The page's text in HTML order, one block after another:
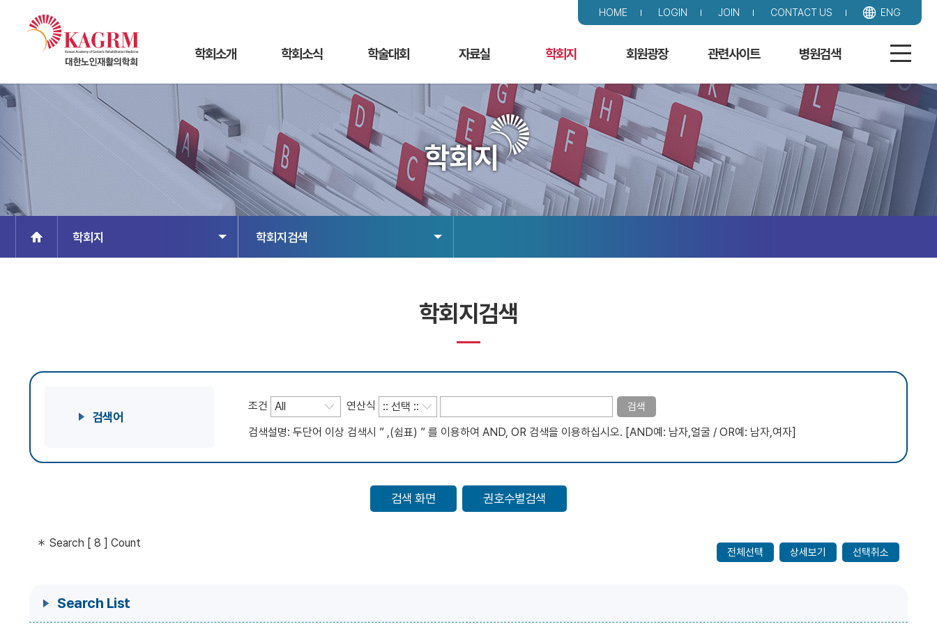
HOME LOGIN JOIN CONTACT US ENG
학회소개
인사말
연혁
기구도
미션, 비전
대한노인재활의학회 10년사
학회소식
보험공지
소식지
행사일정
학술대회
학술대회
노인재활 전문가 과정
정기학술 집담회
리뷰코스 및 연수강좌
행사앨범
자료실
노인재활이란?
질병별 소개
보건복지부 자료
학회지
학회지검색
논문투고규정
온라인 논문투고
회원광장
자유게시판
증례게시판
회원검색
용어검색
노인재활 인증의 관리
관련사이트
국내 사이트
국외 사이트
병원검색
노인재활 시행병원
학회지
학회지 학회지검색
학회지검색
검색어
조건
연산식
검색설명: 두단어 이상 검색시 ” ,(쉼표) ” 를 이용하여 AND, OR 검색을 이용하십시오. [AND예: 남자,얼굴 / OR예: 남자,여자]
＊ Search [ 8 ] Count
전체선택 상세보기 선택취소
Search List